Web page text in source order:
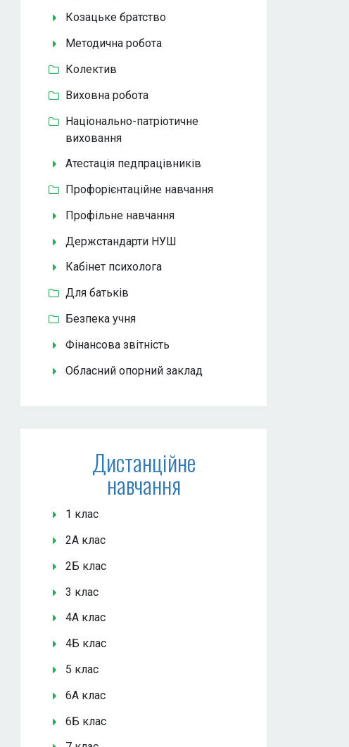
Козацьке братство
Методична робота
Колектив
Виховна робота
Національно-патріотичне
виховання
Атестація педпрацівників
Профорієнтаційне навчання
Профільне навчання
Держстандарти НУШ
Кабінет психолога
Для батьків
Безпека учня
Фінансова звітність
Обласний опорний заклад
Дистанційне
навчання
1 клас
2А клас
2Б клас
3 клас
4А клас
4Б клас
5 клас
6А клас
6Б клас